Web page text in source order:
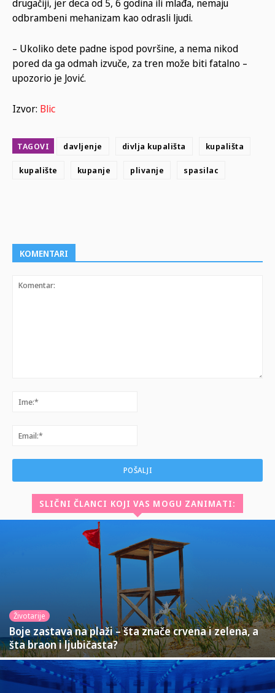
drugačiji, jer deca od 5, 6 godina ili mlađa, nemaju
odbrambeni mehanizam kao odrasli ljudi.
– Ukoliko dete padne ispod površine, a nema nikod
pored da ga odmah izvuče, za tren može biti fatalno –
upozorio je Jović.
Izvor: Blic
TAGOVI davljenje divlja kupališta kupališta
kupalište kupanje plivanje spasilac
KOMENTARI
SLIČNI ČLANCI KOJI VAS MOGU ZANIMATI:
Životarije
Boje zastava na plaži – šta znače crvena i zelena, a
šta braon i ljubičasta?